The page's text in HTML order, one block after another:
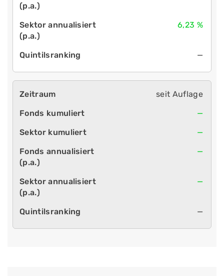
6,23 %
—
seit Auflage
—
—
—
—
—